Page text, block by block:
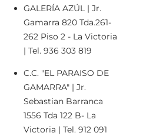
GALERÍA AZÚL | Jr.
Gamarra 820 Tda.261-
262 Piso 2 - La Victoria
| Tel. 936 303 819
C.C. "EL PARAISO DE
GAMARRA" | Jr.
Sebastian Barranca
1556 Tda 122 B- La
Victoria | Tel. 912 091